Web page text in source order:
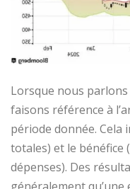
Lorsque nous
faisons référence à
période donnée. Cela
totales) et le
dépenses). Des